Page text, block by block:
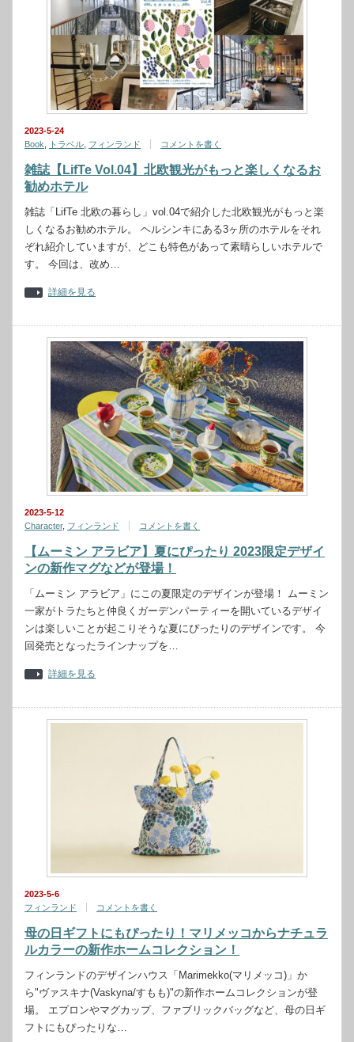
2023-5-24
Book
トラベル フィンランド コメントを書く
雑誌【LifTe Vol.04】北欧観光がもっと楽しくなるお
勧めホテル
雑誌「LifTe 北欧の暮らし」vol.04で紹介した北欧観光がもっと楽
しくなるお勧めホテル。 ヘルシンキにある3ヶ所のホテルをそれ
ぞれ紹介していますが、どこも特色があって素晴らしいホテルで
す。 今回は、改め…
詳細を見る
2023-5-12
Character, フィンランド コメントを書く
【ムーミン アラビア】夏にぴったり 2023限定デザイ
ンの新作マグなどが登場！
「ムーミン アラビア」にこの夏限定のデザインが登場！ ムーミン
一家がトラたちと仲良くガーデンパーティーを開いているデザイ
ンは楽しいことが起こりそうな夏にぴったりのデザインです。 今
回発売となったラインナップを…
詳細を見る
2023-5-6
フィンランド
コメントを書く
母の日ギフトにもぴったり！マリメッコからナチュラ
ルカラーの新作ホームコレクション！
フィンランドのデザインハウス「Marimekko(マリメッコ)」か
ら"ヴァスキナ(Vaskyna/すもも)"の新作ホームコレクションが登
場。 エプロンやマグカップ、ファブリックバッグなど、母の日ギ
フトにもぴったりな…